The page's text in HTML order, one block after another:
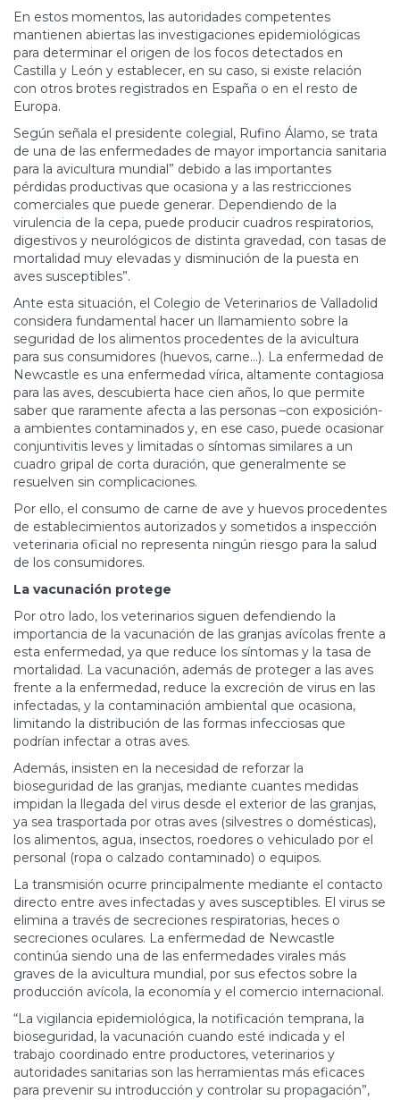
En estos momentos, las autoridades competentes
mantienen abiertas las investigaciones epidemiológicas
para determinar el origen de los focos detectados en
Castilla y León y establecer, en su caso, si existe relación
con otros brotes registrados en España o en el resto de
Europa.
Según señala el presidente colegial, Rufino Álamo, se trata
de una de las enfermedades de mayor importancia sanitaria
para la avicultura mundial” debido a las importantes
pérdidas productivas que ocasiona y a las restricciones
comerciales que puede generar. Dependiendo de la
virulencia de la cepa, puede producir cuadros respiratorios,
digestivos y neurológicos de distinta gravedad, con tasas de
mortalidad muy elevadas y disminución de la puesta en
aves susceptibles”.
Ante esta situación, el Colegio de Veterinarios de Valladolid
considera fundamental hacer un llamamiento sobre la
seguridad de los alimentos procedentes de la avicultura
para sus consumidores (huevos, carne…). La enfermedad de
Newcastle es una enfermedad vírica, altamente contagiosa
para las aves, descubierta hace cien años, lo que permite
saber que raramente afecta a las personas –con exposición-
a ambientes contaminados y, en ese caso, puede ocasionar
conjuntivitis leves y limitadas o síntomas similares a un
cuadro gripal de corta duración, que generalmente se
resuelven sin complicaciones.
Por ello, el consumo de carne de ave y huevos procedentes
de establecimientos autorizados y sometidos a inspección
veterinaria oficial no representa ningún riesgo para la salud
de los consumidores.
La vacunación protege
Por otro lado, los veterinarios siguen defendiendo la
importancia de la vacunación de las granjas avícolas frente a
esta enfermedad, ya que reduce los síntomas y la tasa de
mortalidad. La vacunación, además de proteger a las aves
frente a la enfermedad, reduce la excreción de virus en las
infectadas, y la contaminación ambiental que ocasiona,
limitando la distribución de las formas infecciosas que
podrían infectar a otras aves.
Además, insisten en la necesidad de reforzar la
bioseguridad de las granjas, mediante cuantes medidas
impidan la llegada del virus desde el exterior de las granjas,
ya sea trasportada por otras aves (silvestres o domésticas),
los alimentos, agua, insectos, roedores o vehiculado por el
personal (ropa o calzado contaminado) o equipos.
La transmisión ocurre principalmente mediante el contacto
directo entre aves infectadas y aves susceptibles. El virus se
elimina a través de secreciones respiratorias, heces o
secreciones oculares. La enfermedad de Newcastle
continúa siendo una de las enfermedades virales más
graves de la avicultura mundial, por sus efectos sobre la
producción avícola, la economía y el comercio internacional.
“La vigilancia epidemiológica, la notificación temprana, la
bioseguridad, la vacunación cuando esté indicada y el
trabajo coordinado entre productores, veterinarios y
autoridades sanitarias son las herramientas más eficaces
para prevenir su introducción y controlar su propagación”,